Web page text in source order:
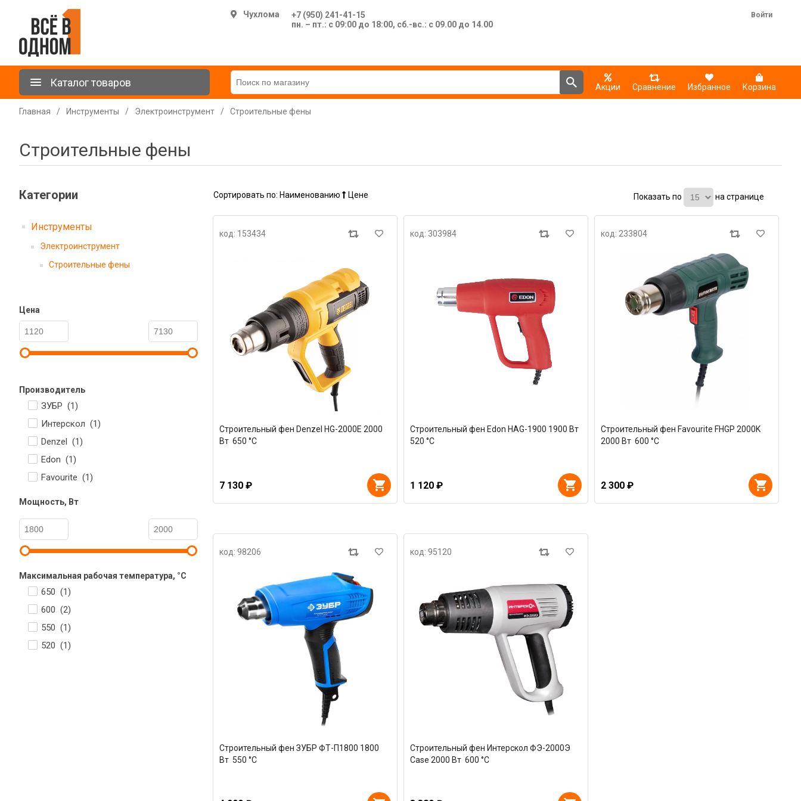
Чухлома
+7 (950) 241-41-15
пн. – пт.: с 09:00 до 18:00, сб.-вс.: с 09.00 до 14.00
Войти
Каталог товаров Акции Сравнение Избранное Корзина
Главная / Инструменты / Электроинструмент / Строительные фены
Строительные фены
Категории
Инструменты
Электроинструмент
Строительные фены
Цена
Производитель
ЗУБР (1)
Интерскол (1)
Denzel (1)
Edon (1)
Favourite (1)
Мощность, Вт
Максимальная рабочая температура, °С
650 (1)
600 (2)
550 (1)
520 (1)
Сортировать по: Наименованию Цене Показать по на странице
код: 153434
Строительный фен Denzel HG-2000E 2000
Вт 650 °С
7 130 ₽
код: 303984
Строительный фен Edon HAG-1900 1900 Вт
520 °С
1 120 ₽
код: 233804
Строительный фен Favourite FHGP 2000K
2000 Вт 600 °С
2 300 ₽
код: 98206
Строительный фен ЗУБР ФТ-П1800 1800
Вт 550 °С
код: 95120
Строительный фен Интерскол ФЭ-2000Э
Case 2000 Вт 600 °С